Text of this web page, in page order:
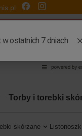
Torby i torebki
skórzane Listonoszki